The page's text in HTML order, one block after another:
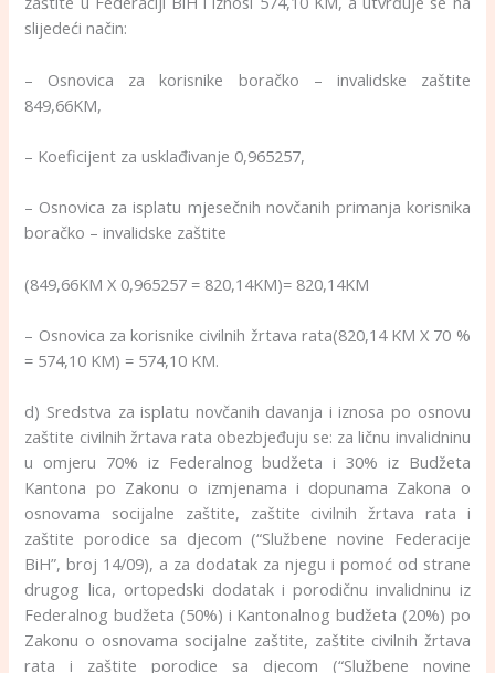
slijedeći način:
– Osnovica za korisnike boračko – invalidske zaštite
849,66KM,
– Koeficijent za usklađivanje 0,965257,
– Osnovica za isplatu mjesečnih novčanih primanja korisnika
boračko – invalidske zaštite
(849,66KM X 0,965257 = 820,14KM)= 820,14KM
– Osnovica za korisnike civilnih žrtava rata(820,14 KM X 70 %
= 574,10 KM) = 574,10 KM.
d) Sredstva za isplatu novčanih davanja i iznosa po osnovu
zaštite civilnih žrtava rata obezbjeđuju se: za ličnu invalidninu
u omjeru 70% iz Federalnog budžeta i 30% iz Budžeta
Kantona po Zakonu o izmjenama i dopunama Zakona o
osnovama socijalne zaštite, zaštite civilnih žrtava rata i
zaštite porodice sa djecom (“Službene novine Federacije
BiH”, broj 14/09), a za dodatak za njegu i pomoć od strane
drugog lica, ortopedski dodatak i porodičnu invalidninu iz
Federalnog budžeta (50%) i Kantonalnog budžeta (20%) po
Zakonu o osnovama socijalne zaštite, zaštite civilnih žrtava
rata i zaštite porodice sa djecom (“Službene novine